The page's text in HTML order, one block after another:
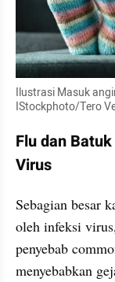
Ilustrasi Masuk
IStockphoto/Tero
Flu dan
Virus
Sebagian besar
oleh infeksi
penyebab
menyebabkan